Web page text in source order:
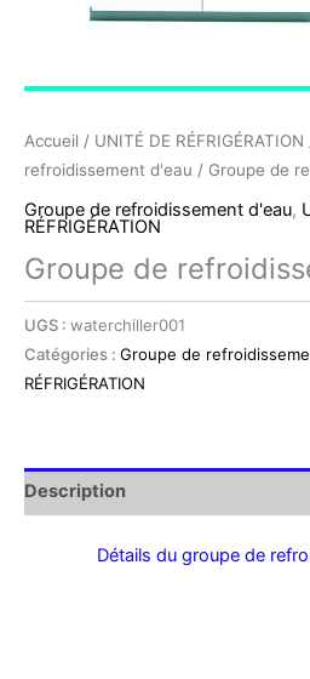
Accueil / UNITÉ DE RÉFRIGÉRATION
refroidissement d'eau / Groupe de
Groupe de refroidissement d'eau,
RÉFRIGÉRATION
Groupe de
UGS : waterchiller001
Catégories : Groupe de
RÉFRIGÉRATION
Description
Détails du groupe de